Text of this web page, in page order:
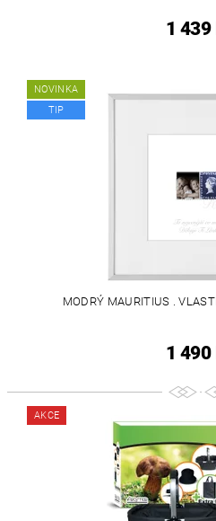
1 439
NOVINKA
TIP
MODRÝ MAURITIUS .
1 490
AKCE